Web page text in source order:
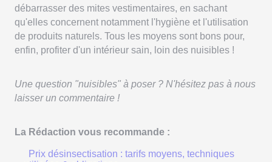
débarrasser des mites vestimentaires, en sachant
qu'elles concernent notamment l'hygiène et l'utilisation
de produits naturels. Tous les moyens sont bons pour,
enfin, profiter d'un intérieur sain, loin des nuisibles !
Une question "nuisibles" à poser ? N'hésitez pas à nous
laisser un commentaire !
La Rédaction vous recommande :
Prix désinsectisation : tarifs moyens, techniques